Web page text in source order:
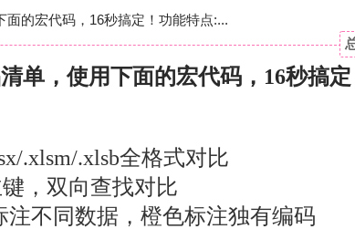
的宏代码，16秒搞定！功能特点:...
单，使用下面的宏代码，16秒搞定
.xlsm/.xlsb全格式对比
键，双向查找对比
注不同数据，橙色标注独有编码